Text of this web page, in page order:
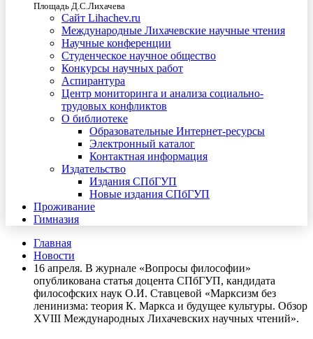
Площадь Д.С.Лихачева
Сайт Lihachev.ru
Международные Лихачевские научные чтения
Научные конференции
Студенческое научное общество
Конкурсы научных работ
Аспирантура
Центр мониторинга и анализа социально-
трудовых конфликтов
О библиотеке
Образовательные Интернет-ресурсы
Электронный каталог
Контактная информация
Издательство
Издания СПбГУП
Новые издания СПбГУП
Проживание
Гимназия
Главная
Новости
16 апреля. В журнале «Вопросы философии»
опубликована статья доцента СПбГУП, кандидата
философских наук О.И. Ставцевой «Марксизм без
ленинизма: теория К. Маркса и будущее культуры. Обзор
XVIII Международных Лихачевских научных чтений».